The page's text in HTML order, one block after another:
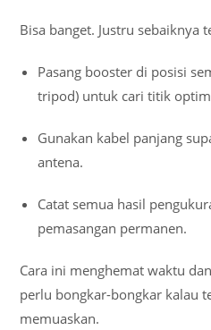
Bisa banget. Justru sebaiknya
Pasang booster di posisi
tripod) untuk cari titik
Gunakan kabel panjang
antena.
Catat semua hasil
pemasangan permanen.
Cara ini menghemat waktu
perlu bongkar-bongkar kalau
memuaskan.